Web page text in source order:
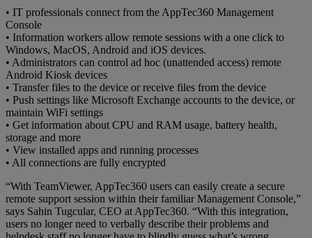
• IT professionals connect from the AppTec360 Management
Console
• Information workers allow remote sessions with a one click to
Windows, MacOS, Android and iOS devices.
• Administrators can control ad hoc (unattended access) remote
Android Kiosk devices
• Transfer files to the device or receive files from the device
• Push settings like Microsoft Exchange accounts to the device, or
maintain WiFi settings
• Get information about CPU and RAM usage, battery health,
storage and more
• View installed apps and running processes
• All connections are fully encrypted
“With TeamViewer, AppTec360 users can easily create a secure
remote support session within their familiar Management Console,”
says Sahin Tugcular, CEO at AppTec360. “With this integration,
users no longer need to verbally describe their problems and